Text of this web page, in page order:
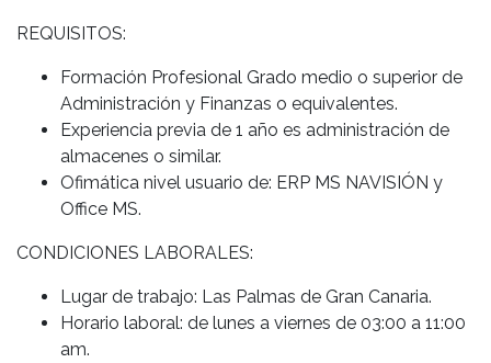
REQUISITOS:
Formación Profesional Grado medio o superior de
Administración y Finanzas o equivalentes.
Experiencia previa de 1 año es administración de
almacenes o similar.
Ofimática nivel usuario de: ERP MS NAVISIÓN y
Office MS.
CONDICIONES LABORALES:
Lugar de trabajo: Las Palmas de Gran Canaria.
Horario laboral: de lunes a viernes de 03:00 a 11:00
am.